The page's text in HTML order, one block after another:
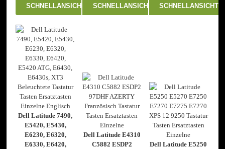
SCHNELLANSICHT SCHNELLANSICHT SCHNELLANSICHT
Dell Latitude 7490,
E5420, E5430,
E6230, E6320,
E6330, E6420,
Dell Latitude E4310
C5882 ESDP2
Dell Latitude E5250